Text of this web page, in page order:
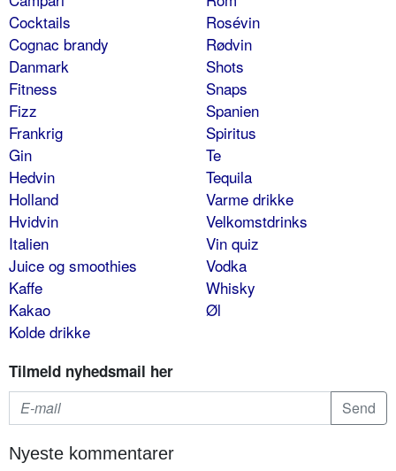
Cocktails
Cognac brandy
Danmark
Fitness
Fizz
Frankrig
Gin
Hedvin
Holland
Hvidvin
Italien
Juice og smoothies
Kaffe
Kakao
Kolde drikke
Rosévin
Rødvin
Shots
Snaps
Spanien
Spiritus
Te
Tequila
Varme drikke
Velkomstdrinks
Vin quiz
Vodka
Whisky
Øl
Tilmeld nyhedsmail her
Nyeste kommentarer